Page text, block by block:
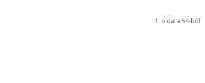
1. oldal a 54-ból